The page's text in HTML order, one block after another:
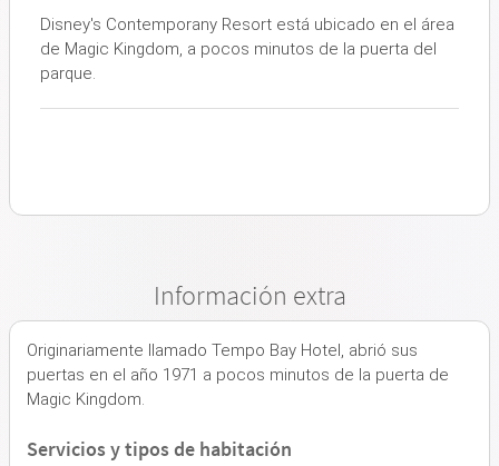
Disney's Contemporany Resort está ubicado en el área
de Magic Kingdom, a pocos minutos de la puerta del
parque.
Información extra
Originariamente llamado Tempo Bay Hotel, abrió sus
puertas en el año 1971 a pocos minutos de la puerta de
Magic Kingdom.
Servicios y tipos de habitación